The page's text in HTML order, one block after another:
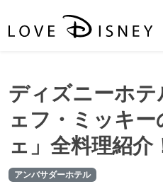
ディズニーホ
ェフ・ミッキ
ェ」全料理紹介
アンバサダーホテル